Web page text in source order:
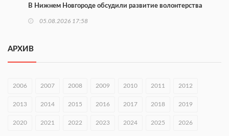
В Нижнем Новгороде обсудили развитие волонтерства
05.08.2026 17:58
НН»
05.08.2026 17:34
Центр «Долголетие по-нижегородски» проведет 50 встреч в
АРХИВ
2006 2007 2008 2009 2010 2011 2012
2013 2014 2015 2016 2017 2018 2019
2020 2021 2022 2023 2024 2025 2026